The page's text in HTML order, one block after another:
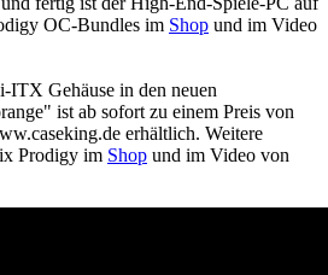
OC-Bundles im Shop und im Video
Gehäuse in den neuen
ist ab sofort zu einem Preis von
erhältlich. Weitere
Prodigy im Shop und im Video von